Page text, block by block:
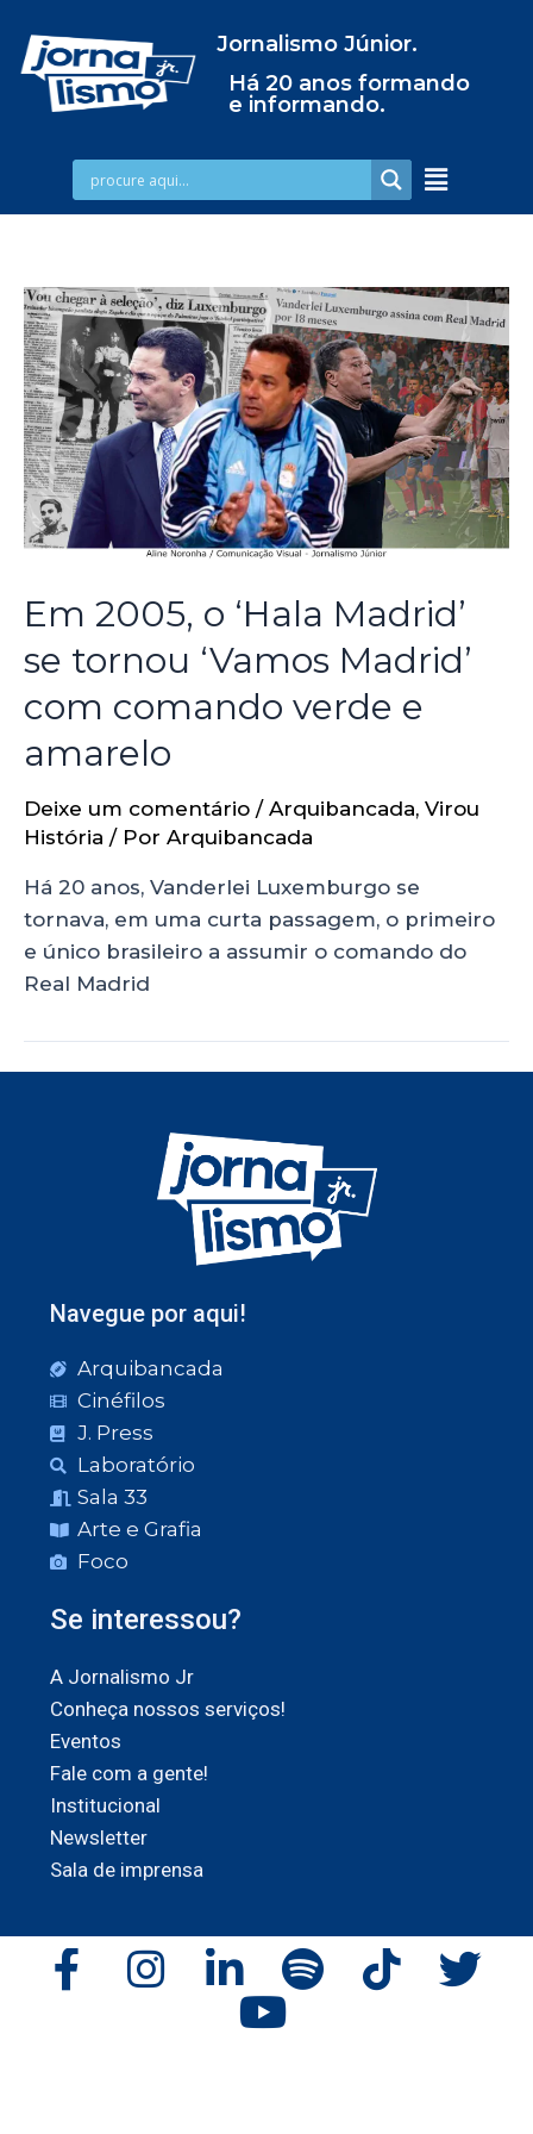
Jornalismo Júnior.
Há 20 anos formando
e informando.
Em 2005, o ‘Hala Madrid’
se tornou ‘Vamos Madrid’
com comando verde e
amarelo
Deixe um comentário / Arquibancada, Virou
História / Por Arquibancada
Há 20 anos, Vanderlei Luxemburgo se
tornava, em uma curta passagem, o primeiro
e único brasileiro a assumir o comando do
Real Madrid
Navegue por aqui!
Arquibancada
Cinéfilos
J. Press
Laboratório
Sala 33
Arte e Grafia
Foco
Se interessou?
A Jornalismo Jr
Conheça nossos serviços!
Eventos
Fale com a gente!
Institucional
Newsletter
Sala de imprensa